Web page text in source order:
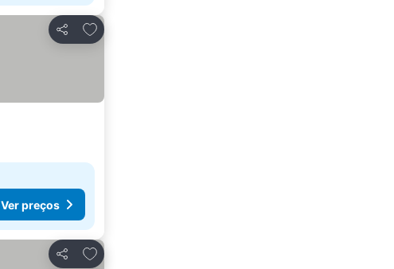
Partilhar
Adicionar aos favoritos
Ver preços
Partilhar
Adicionar aos favoritos